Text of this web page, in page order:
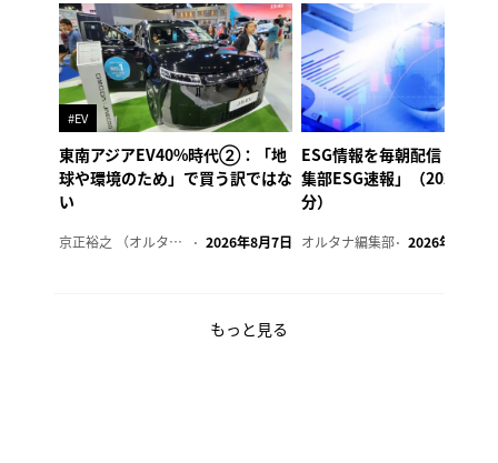
#EV
東南アジアEV40%時代②：「地
球や環境のため」で買う訳ではな
い
京正裕之 （オルタナ副編集長） 2026年8月7日
ESG情報を毎朝配信「オル
集部ESG速報」（2026年8
分）
オルタナ編集部 2026年8月7日
もっと見る